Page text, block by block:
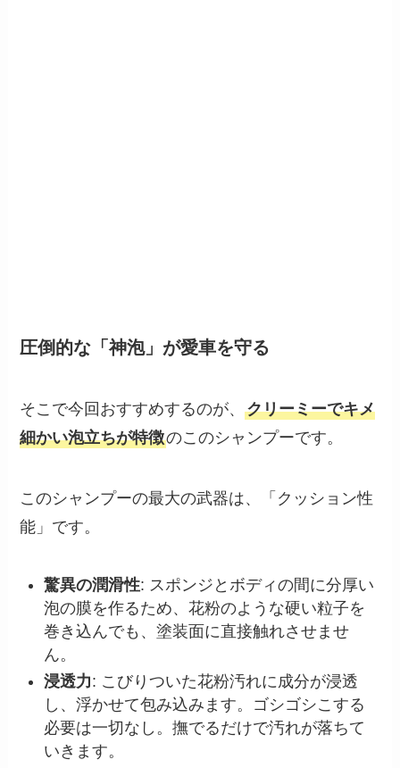
圧倒的な「神泡」が愛車を守る
そこで今回おすすめするのが、クリーミーでキメ
細かい泡立ちが特徴のこのシャンプーです。
このシャンプーの最大の武器は、「クッション性
能」です。
驚異の潤滑性: スポンジとボディの間に分厚い
泡の膜を作るため、花粉のような硬い粒子を
巻き込んでも、塗装面に直接触れさせませ
ん。
浸透力: こびりついた花粉汚れに成分が浸透
し、浮かせて包み込みます。ゴシゴシこする
必要は一切なし。撫でるだけで汚れが落ちて
いきます。